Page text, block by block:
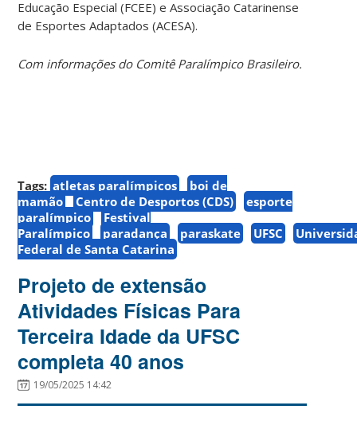
Educação Especial (FCEE) e Associação Catarinense
de Esportes Adaptados (ACESA).
Com informações do Comitê Paralímpico Brasileiro.
Tags: atletas paralímpicos
boi de
mamão
Centro de Desportos (CDS)
esporte
paralímpico
Festival
Paralímpico
paradança paraskate UFSC
Federal de Santa Catarina
Projeto de extensão
Atividades Físicas Para
Terceira Idade da UFSC
completa 40 anos
19/05/2025 14:42